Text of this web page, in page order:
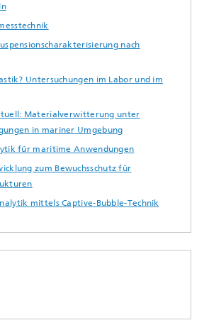
nach
Untersuchungen im Labor und im
Materialverwitterung unter
in mariner Umgebung
für maritime Anwendungen
zum Bewuchsschutz für
mittels Captive-Bubble-Technik